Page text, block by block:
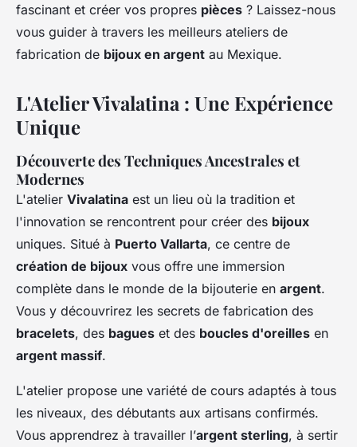
fascinant et créer vos propres pièces ? Laissez-nous
vous guider à travers les meilleurs ateliers de
fabrication de bijoux en argent au Mexique.
L'Atelier Vivalatina : Une Expérience
Unique
Découverte des Techniques Ancestrales et
Modernes
L'atelier Vivalatina est un lieu où la tradition et
l'innovation se rencontrent pour créer des bijoux
uniques. Situé à Puerto Vallarta, ce centre de
création de bijoux vous offre une immersion
complète dans le monde de la bijouterie en argent.
Vous y découvrirez les secrets de fabrication des
bracelets, des bagues et des boucles d'oreilles en
argent massif.
L'atelier propose une variété de cours adaptés à tous
les niveaux, des débutants aux artisans confirmés.
Vous apprendrez à travailler l’argent sterling, à sertir